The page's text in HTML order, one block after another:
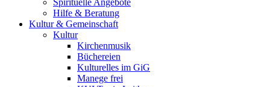
Spirituelle Angebote
Hilfe & Beratung
Kultur & Gemeinschaft
Kultur
Kirchenmusik
Büchereien
Kulturelles im GiG
Manege frei